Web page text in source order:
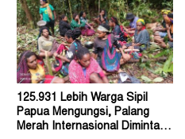
125.931 Lebih Warga Sipil
Papua Mengungsi, Palang
Merah Internasional Diminta